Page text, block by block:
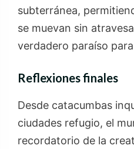
subterránea,
se muevan sin
verdadero paraíso
Reflexiones finales
Desde catacumbas
ciudades refugio, el
recordatorio de la